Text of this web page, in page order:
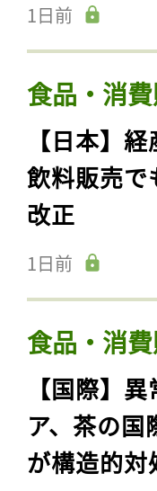
1日前
食品・消
【日本】
飲料販売で
改正
1日前
食品・消
【国際】
ア、茶の国
が構造的対